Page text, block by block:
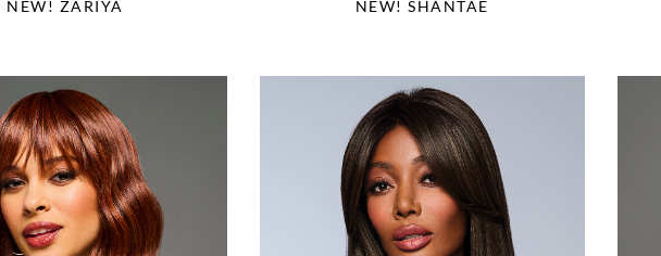
NEW! ZARIYA NEW! SHANTAE